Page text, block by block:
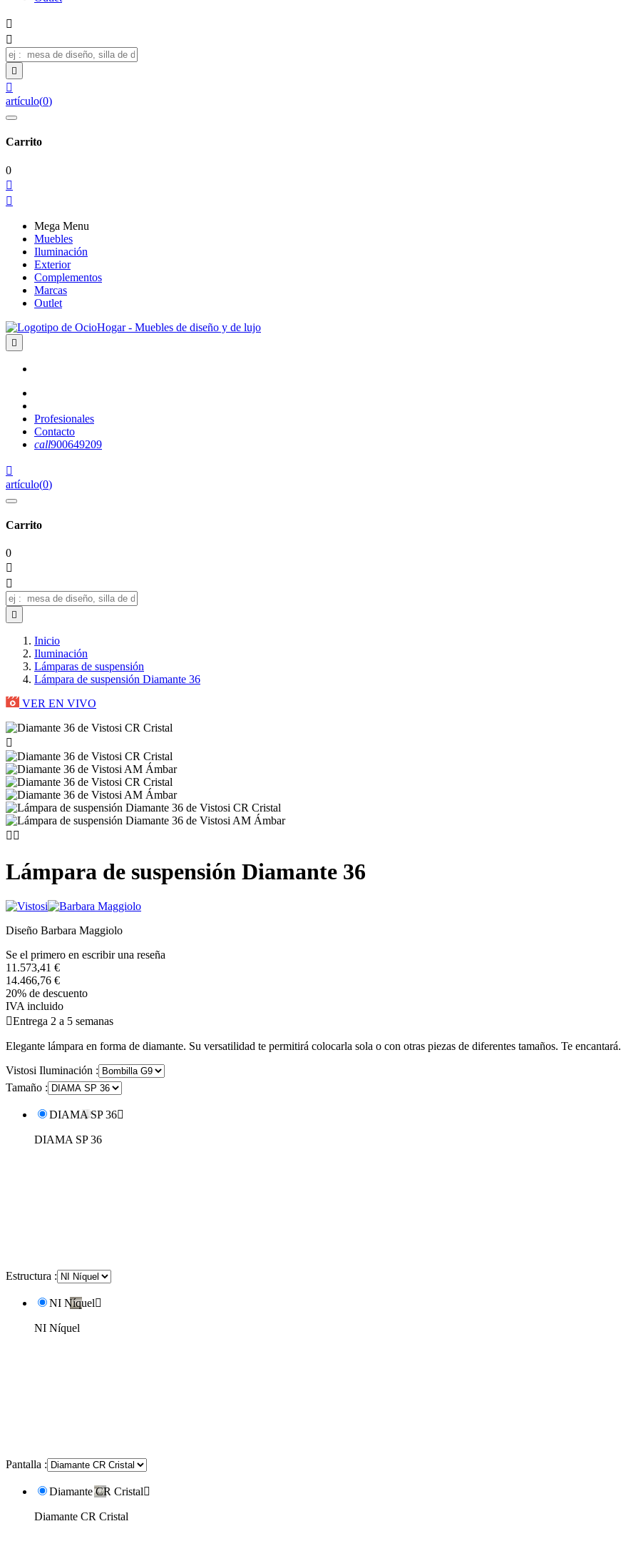




artículo(0)
Carrito
0


Mega Menu
Muebles
Iluminación
Exterior
Complementos
Marcas
Outlet

Profesionales
Contacto
call900649209

artículo(0)
Carrito
0



Inicio
Iluminación
Lámparas de suspensión
Lámpara de suspensión Diamante 36
VER EN VIVO

 
Lámpara de suspensión Diamante 36
Diseño Barbara Maggiolo
Se el primero en escribir una reseña
11.573,41 €
14.466,76 €
20% de descuento
IVA incluido
Entrega 2 a 5 semanas
Elegante lámpara en forma de diamante. Su versatilidad te permitirá colocarla sola o con otras piezas de diferentes tamaños. Te encantará.
Vistosi Iluminación :
Tamaño :
DIAMA SP 36
DIAMA SP 36
Estructura :
NI Níquel
NI Níquel
Pantalla :
Diamante CR Cristal
Diamante CR Cristal